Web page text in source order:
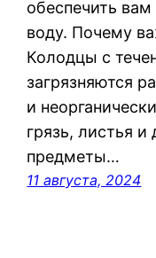
обеспечить
воду. Почему
Колодцы с
загрязняются
и
грязь, листья и
предметы…
11 августа, 2024